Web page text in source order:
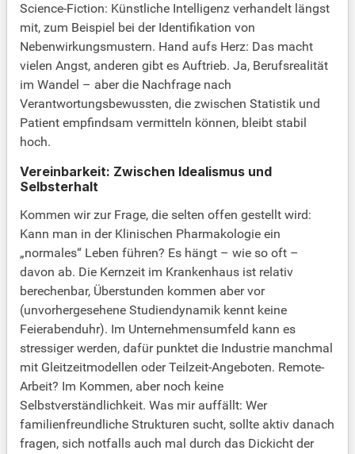
Science-Fiction: Künstliche Intelligenz verhandelt längst
mit, zum Beispiel bei der Identifikation von
Nebenwirkungsmustern. Hand aufs Herz: Das macht
vielen Angst, anderen gibt es Auftrieb. Ja, Berufsrealität
im Wandel – aber die Nachfrage nach
Verantwortungsbewussten, die zwischen Statistik und
Patient empfindsam vermitteln können, bleibt stabil
hoch.
Vereinbarkeit: Zwischen Idealismus und
Selbsterhalt
Kommen wir zur Frage, die selten offen gestellt wird:
Kann man in der Klinischen Pharmakologie ein
„normales“ Leben führen? Es hängt – wie so oft –
davon ab. Die Kernzeit im Krankenhaus ist relativ
berechenbar, Überstunden kommen aber vor
(unvorhergesehene Studiendynamik kennt keine
Feierabenduhr). Im Unternehmensumfeld kann es
stressiger werden, dafür punktet die Industrie manchmal
mit Gleitzeitmodellen oder Teilzeit-Angeboten. Remote-
Arbeit? Im Kommen, aber noch keine
Selbstverständlichkeit. Was mir auffällt: Wer
familienfreundliche Strukturen sucht, sollte aktiv danach
fragen, sich notfalls auch mal durch das Dickicht der